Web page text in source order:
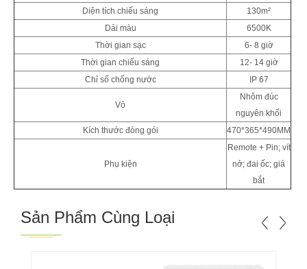
Diện tích chiếu sáng
130m²
Dải màu
6500K
Thời gian sạc
6- 8 giờ
Thời gian chiếu sáng
12- 14 giờ
Chỉ số chống nước
IP 67
Vỏ
Nhôm đúc
nguyên khối
Kích thước đóng gói
470*365*490MM
Phụ kiện
Remote + Pin; vít
nở; đai ốc; giá
bắt
Sản Phẩm Cùng Loại